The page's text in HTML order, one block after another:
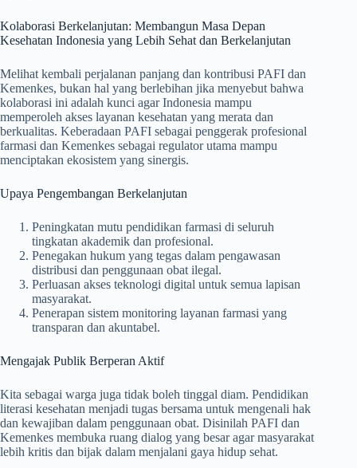
Kolaborasi Berkelanjutan: Membangun Masa Depan
Kesehatan Indonesia yang Lebih Sehat dan Berkelanjutan
Melihat kembali perjalanan panjang dan kontribusi PAFI dan
Kemenkes, bukan hal yang berlebihan jika menyebut bahwa
kolaborasi ini adalah kunci agar Indonesia mampu
memperoleh akses layanan kesehatan yang merata dan
berkualitas. Keberadaan PAFI sebagai penggerak profesional
farmasi dan Kemenkes sebagai regulator utama mampu
menciptakan ekosistem yang sinergis.
Upaya Pengembangan Berkelanjutan
Peningkatan mutu pendidikan farmasi di seluruh
tingkatan akademik dan profesional.
Penegakan hukum yang tegas dalam pengawasan
distribusi dan penggunaan obat ilegal.
Perluasan akses teknologi digital untuk semua lapisan
masyarakat.
Penerapan sistem monitoring layanan farmasi yang
transparan dan akuntabel.
Mengajak Publik Berperan Aktif
Kita sebagai warga juga tidak boleh tinggal diam. Pendidikan
literasi kesehatan menjadi tugas bersama untuk mengenali hak
dan kewajiban dalam penggunaan obat. Disinilah PAFI dan
Kemenkes membuka ruang dialog yang besar agar masyarakat
lebih kritis dan bijak dalam menjalani gaya hidup sehat.